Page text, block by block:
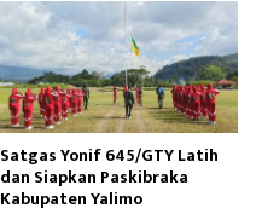
Satgas Yonif 645/GTY Latih
dan Siapkan Paskibraka
Kabupaten Yalimo